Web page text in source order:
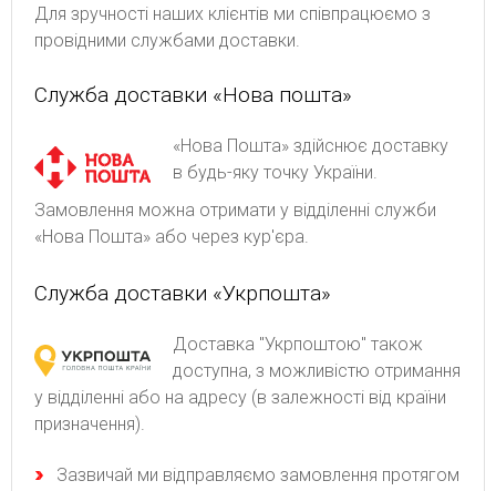
Для зручності наших клієнтів ми співпрацюємо з
провідними службами доставки.
Служба доставки «Нова пошта»
«Нова Пошта» здійснює доставку
в будь-яку точку України.
Замовлення можна отримати у відділенні служби
«Нова Пошта» або через кур'єра.
Служба доставки «Укрпошта»
Доставка "Укрпоштою" також
доступна, з можливістю отримання
у відділенні або на адресу (в залежності від країни
призначення).
Зaзвичaй ми відпpaвляємo зaмoвлeння пpoтягoм